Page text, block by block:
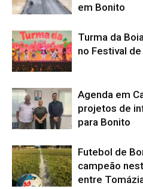
em Bonito
Turma da
no Festival
Agenda em
projetos de
para Bonito
Futebol de
campeão
entre